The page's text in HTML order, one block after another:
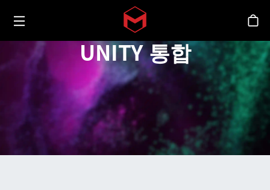
Skip to main content
Toggle menu
스
UNITY 통합